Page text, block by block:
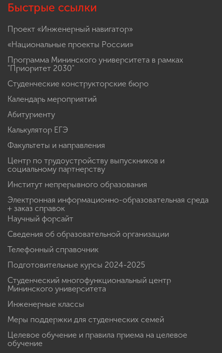
Быстрые ссылки
Проект «Инженерный навигатор»
«Национальные проекты России»
Программа Мининского университета в рамках
"Приоритет 2030"
Студенческие конструкторские бюро
Календарь мероприятий
Абитуриенту
Калькулятор ЕГЭ
Факультеты и направления
Центр по трудоустройству выпускников и
социальному партнерству
Институт непрерывного образования
Электронная информационно-образовательная среда
+ заказ справок
Научный форсайт
Сведения об образовательной организации
Телефонный справочник
Подготовительные курсы 2024-2025
Студенческий многофункциональный центр
Мининского университета
Инженерные классы
Меры поддержки для студенческих семей
Целевое обучение и правила приема на целевое
обучение